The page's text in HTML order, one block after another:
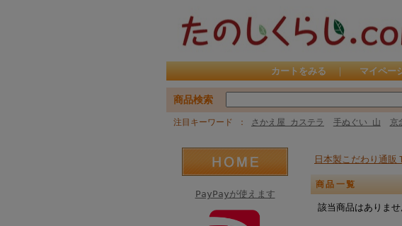
カートをみる マイペー
商品検索
注目キーワード さかえ屋 カステラ 手ぬぐい 山 京
PayPayが使えます
日本製こだわり通販
商品一覧
該当商品はありませ